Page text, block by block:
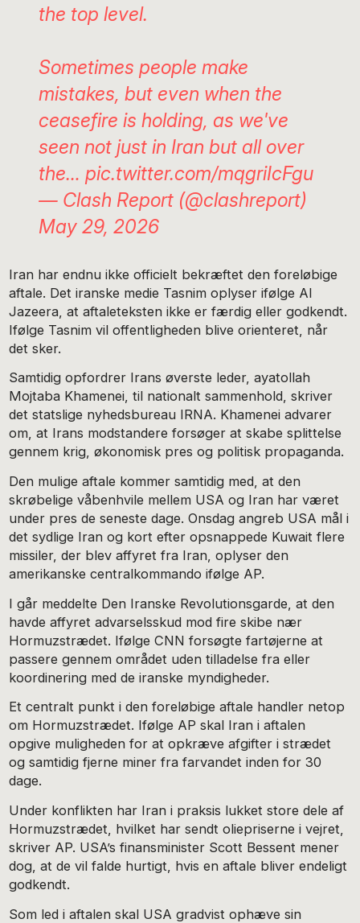
the top level.
Sometimes people make
mistakes, but even when the
ceasefire is holding, as we've
seen not just in Iran but all over
the… pic.twitter.com/mqgriIcFgu
— Clash Report (@clashreport)
May 29, 2026
Iran har endnu ikke officielt bekræftet den foreløbige
aftale. Det iranske medie Tasnim oplyser ifølge Al
Jazeera, at aftaleteksten ikke er færdig eller godkendt.
Ifølge Tasnim vil offentligheden blive orienteret, når
det sker.
Samtidig opfordrer Irans øverste leder, ayatollah
Mojtaba Khamenei, til nationalt sammenhold, skriver
det statslige nyhedsbureau IRNA. Khamenei advarer
om, at Irans modstandere forsøger at skabe splittelse
gennem krig, økonomisk pres og politisk propaganda.
Den mulige aftale kommer samtidig med, at den
skrøbelige våbenhvile mellem USA og Iran har været
under pres de seneste dage. Onsdag angreb USA mål i
det sydlige Iran og kort efter opsnappede Kuwait flere
missiler, der blev affyret fra Iran, oplyser den
amerikanske centralkommando ifølge AP.
I går meddelte Den Iranske Revolutionsgarde, at den
havde affyret advarselsskud mod fire skibe nær
Hormuzstrædet. Ifølge CNN forsøgte fartøjerne at
passere gennem området uden tilladelse fra eller
koordinering med de iranske myndigheder.
Et centralt punkt i den foreløbige aftale handler netop
om Hormuzstrædet. Ifølge AP skal Iran i aftalen
opgive muligheden for at opkræve afgifter i strædet
og samtidig fjerne miner fra farvandet inden for 30
dage.
Under konflikten har Iran i praksis lukket store dele af
Hormuzstrædet, hvilket har sendt oliepriserne i vejret,
skriver AP. USA’s finansminister Scott Bessent mener
dog, at de vil falde hurtigt, hvis en aftale bliver endeligt
godkendt.
Som led i aftalen skal USA gradvist ophæve sin